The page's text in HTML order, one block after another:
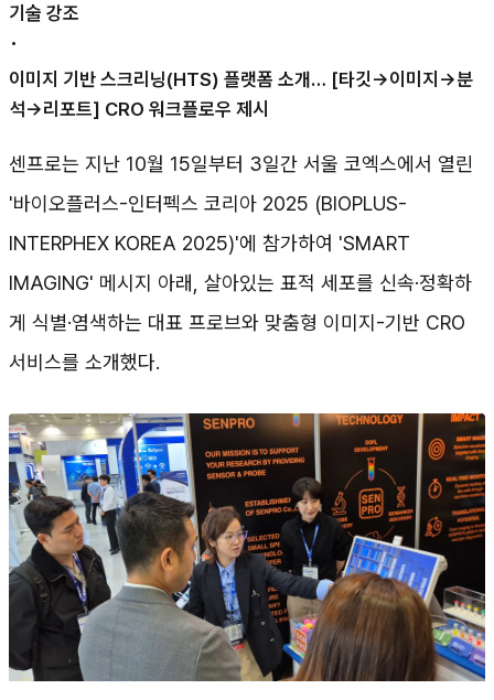
기술 강조
•
이미지 기반 스크리닝(HTS) 플랫폼 소개… [타깃→이미지→분
석→리포트] CRO 워크플로우 제시
센프로는 지난 10월 15일부터 3일간 서울 코엑스에서 열린
'바이오플러스-인터펙스 코리아 2025 (BIOPLUS-
INTERPHEX KOREA 2025)'에 참가하여 'SMART
IMAGING' 메시지 아래, 살아있는 표적 세포를 신속·정확하
게 식별·염색하는 대표 프로브와 맞춤형 이미지-기반 CRO
서비스를 소개했다.